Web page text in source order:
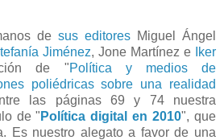
de sus editores Miguel Ángel
Jiménez, Jone Martínez e
Iker
de "Política y medios de
poliédricas sobre una realidad
las páginas 69 y 74 nuestra
de " Política digital en 2010", que
Es nuestro alegato a favor de una